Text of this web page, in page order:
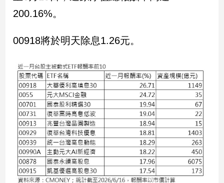
兩
國
社
會/
地
方
新
冠
病
毒
專
區
200.16%。
00918將於明天除息1.26元。